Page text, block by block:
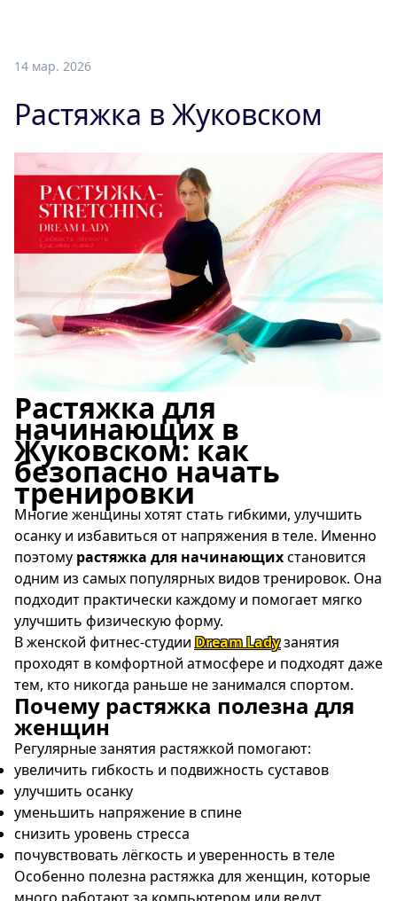
14 мар. 2026
Растяжка в Жуковском
Растяжка для
начинающих в
Жуковском: как
безопасно начать
тренировки
Многие женщины хотят стать гибкими, улучшить
осанку и избавиться от напряжения в теле. Именно
поэтому растяжка для начинающихстановится
одним из самых популярных видов тренировок. Она
подходит практически каждому и помогает мягко
улучшить физическую форму.
В женской фитнес-студии Dream Ladyзанятия
проходят в комфортной атмосфере и подходят даже
тем, кто никогда раньше не занимался спортом.
Почему растяжка полезна для
женщин
Регулярные занятия растяжкой помогают:
увеличить гибкость и подвижность суставов
улучшить осанку
уменьшить напряжение в спине
снизить уровень стресса
почувствовать лёгкость и уверенность в теле
Особенно полезна растяжка для женщин, которые